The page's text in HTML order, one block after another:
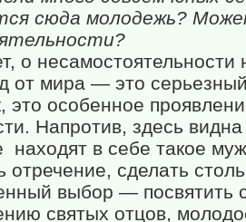
сюда молодежь?
о несамостоятельности
от мира — это
это особенное
Напротив, здесь
находят в себе такое
отречение, сделать столь
выбор — посвятить
святых отцов,